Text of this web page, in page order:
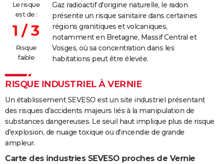
Le risque
est de :
1 / 3
Risque
faible
Gaz radioactif d'origine naturelle, le radon
présente un risque sanitaire dans certaines
régions granitiques et volcaniques,
notamment en Bretagne, Massif Central et
Vosges, où sa concentration dans les
habitations peut être élevée.
RISQUE INDUSTRIEL À VERNIE
Un établissement SEVESO est un site industriel présentant
des risques d'accidents majeurs liés à la manipulation de
substances dangereuses. Le seuil haut implique plus de risque
d'explosion, de nuage toxique ou d'incendie de grande
ampleur.
Carte des industries SEVESO proches de Vernie